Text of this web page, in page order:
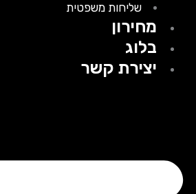
שליחות משפטית
מחירון
בלוג
יצירת קשר